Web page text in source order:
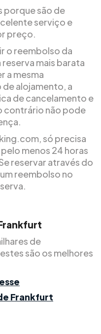
porque são de
serviço e
preço.
o reembolso da
mais barata
a mesma
alojamento, a
de cancelamento e
contrário não pode
só precisa
menos 24 horas
reservar através do
reembolso no
de
são os melhores
Frankfurt